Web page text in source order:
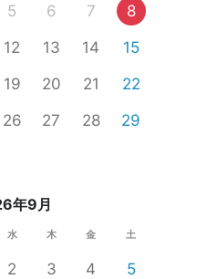
5 6 7
8
12 13 14
15
19 20 21
22
26 27 28
29
年9月
水 木 金 土
2 3 4
5